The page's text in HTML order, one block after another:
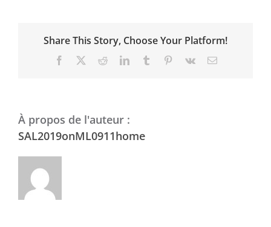
Share This Story, Choose Your Platform!
Facebook RedditLinkedInTumblr Pinterest
Vk Email
À propos de l'auteur :
SAL2019onML0911home